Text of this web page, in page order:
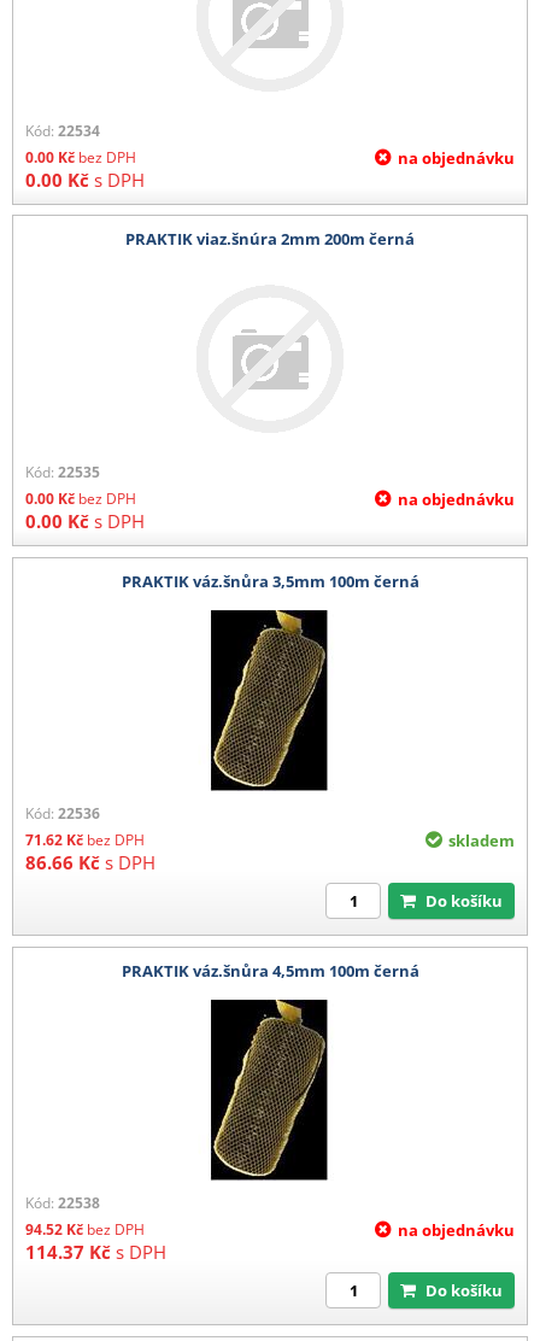
Kód: 22534
0.00 Kč bez DPH
0.00 Kč s DPH
na objednávku
PRAKTIK viaz.šnúra 2mm 200m černá
Kód: 22535
0.00 Kč bez DPH
0.00 Kč s DPH
na objednávku
PRAKTIK váz.šnůra 3,5mm 100m černá
Kód: 22536
71.62 Kč bez DPH
86.66 Kč s DPH
skladem
Do košíku
PRAKTIK váz.šnůra 4,5mm 100m černá
Kód: 22538
94.52 Kč bez DPH
114.37 Kč s DPH
na objednávku
Do košíku